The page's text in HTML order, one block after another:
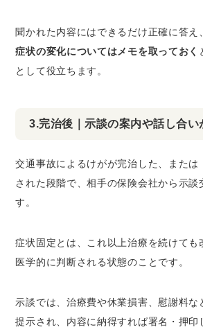
聞かれた内容にはできるだけ正確に答え、
症状の変化についてはメモを取っておく
として役立ちます。
3.完治後｜示談の案内や話し合い
交通事故によるけがが完治した、または
された段階で、相手の保険会社から示談
す。
症状固定とは、これ以上治療を続けても
医学的に判断される状態のことです。
示談では、治療費や休業損害、慰謝料な
提示され、内容に納得すれば署名・押印